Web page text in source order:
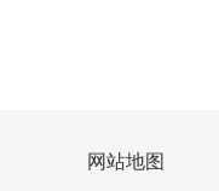
网站地图